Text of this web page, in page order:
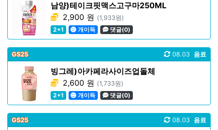
남양)테이크핏맥스고구마250ML
2,900 원 (1,933원)
2+1
개이득 댓글(0)
GS25 음료
08.03
빙그레)아카페라사이즈업돌체
2,600 원 (1,733원)
2+1
개이득 댓글(0)
GS25 음료
08.03